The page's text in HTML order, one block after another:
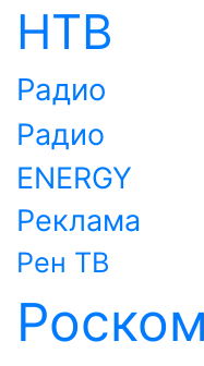
НТВ
Радио
Радио
ENERGY
Реклама
Рен ТВ